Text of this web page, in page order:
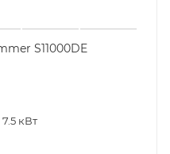
Zammer S11000DE
7.5 кВт